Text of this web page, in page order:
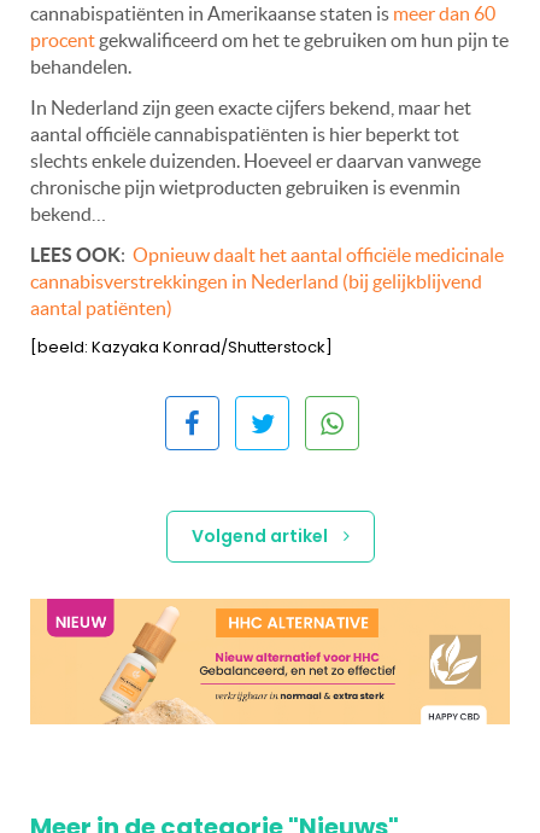
cannabispatiënten in Amerikaanse staten is meer dan 60
procent gekwalificeerd om het te gebruiken om hun pijn te
behandelen.
In Nederland zijn geen exacte cijfers bekend, maar het
aantal officiële cannabispatiënten is hier beperkt tot
slechts enkele duizenden. Hoeveel er daarvan vanwege
chronische pijn wietproducten gebruiken is evenmin
bekend…
LEES OOK: Opnieuw daalt het aantal officiële medicinale
cannabisverstrekkingen in Nederland (bij gelijkblijvend
aantal patiënten)
[beeld: Kazyaka Konrad/Shutterstock]
Volgend artikel